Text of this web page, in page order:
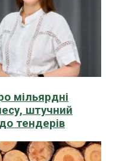
мільярдні
штучний
тендерів